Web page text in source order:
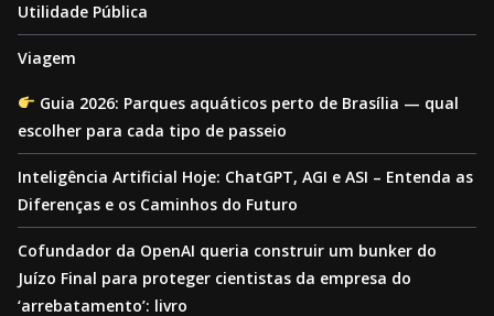
Utilidade Pública
Viagem
Guia 2026: Parques aquáticos perto de Brasília — qual
escolher para cada tipo de passeio
Inteligência Artificial Hoje: ChatGPT, AGI e ASI – Entenda as
Diferenças e os Caminhos do Futuro
Cofundador da OpenAI queria construir um bunker do
Juízo Final para proteger cientistas da empresa do
‘arrebatamento’: livro